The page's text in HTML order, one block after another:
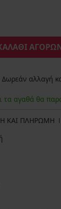
Δωρεάν αλλαγή
τα αγαθά θα
ΚΑΙ ΠΛΗΡΩΜΗ